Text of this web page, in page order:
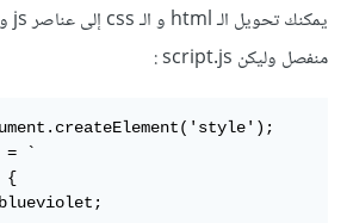
منفصل وليكن script.js
= `